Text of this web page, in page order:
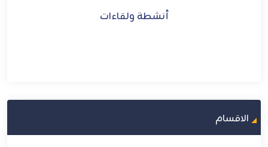
أنشطة ولقاءات
الاقسام